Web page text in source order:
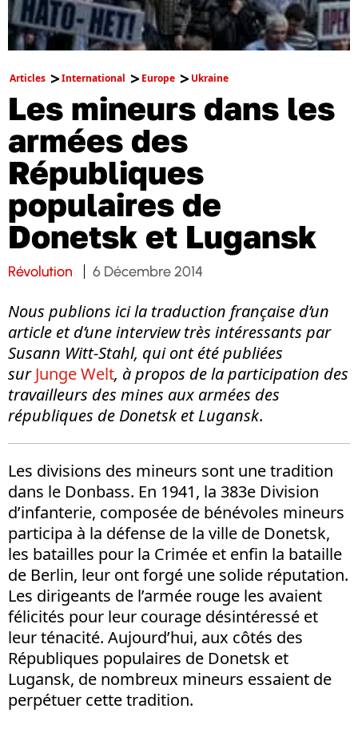
Articles International Europe Ukraine
Les mineurs dans les
armées des
Républiques
populaires de
Donetsk et Lugansk
Révolution 6 Décembre 2014
Nous publions ici la traduction française d’un
article et d’une interview très intéressants par
Susann Witt-Stahl, qui ont été publiées
sur Junge Welt, à propos de la participation des
travailleurs des mines aux armées des
républiques de Donetsk et Lugansk.
Les divisions des mineurs sont une tradition
dans le Donbass. En 1941, la 383e Division
d’infanterie, composée de bénévoles mineurs
participa à la défense de la ville de Donetsk,
les batailles pour la Crimée et enfin la bataille
de Berlin, leur ont forgé une solide réputation.
Les dirigeants de l’armée rouge les avaient
félicités pour leur courage désintéressé et
leur ténacité. Aujourd’hui, aux côtés des
Républiques populaires de Donetsk et
Lugansk, de nombreux mineurs essaient de
perpétuer cette tradition.